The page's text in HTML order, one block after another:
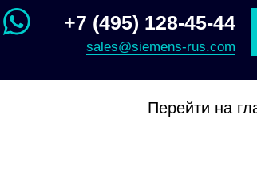
+7 (495) 128-45-44
sales@siemens-rus.com
Перейти на